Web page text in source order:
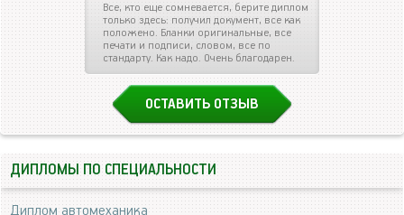
Все, кто еще сомневается, берите диплом
только здесь: получил документ, все как
положено. Бланки оригинальные, все
печати и подписи, словом, все по
стандарту. Как надо. Очень благодарен.
ОСТАВИТЬ ОТЗЫВ
ДИПЛОМЫ ПО СПЕЦИАЛЬНОСТИ
Диплом автомеханика